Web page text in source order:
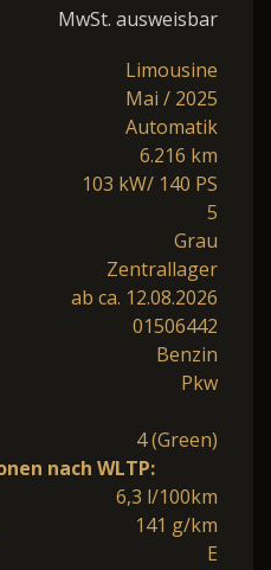
MwSt. ausweisbar
Limousine
Mai / 2025
Automatik
6.216 km
103 kW/ 140 PS
5
Grau
Zentrallager
ab ca. 12.08.2026
01506442
Benzin
Pkw
4 (Green)
nach WLTP:
6,3 l/100km
141 g/km
E